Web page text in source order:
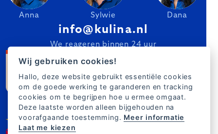
Anna Sylwie Dana
info@kulina.nl
We reageren binnen 24 uur
Wij gebruiken cookies!
Hallo, deze website gebruikt essentiële cookies
om de goede werking te garanderen en tracking
cookies om te begrijpen hoe u ermee omgaat.
Deze laatste worden alleen bijgehouden na
voorafgaande toestemming. Meer informatie
Laat me kiezen